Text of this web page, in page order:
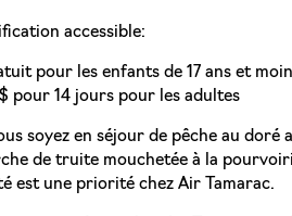
accessible:
pour les enfants de 17 ans et
pour 14 jours pour les adultes
soyez en séjour de pêche au doré
de truite mouchetée à la
est une priorité chez Air Tamarac.